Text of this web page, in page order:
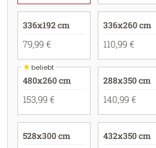
336x192 cm
79,99 €
336x260 cm
110,99 €
★beliebt
480x260 cm
153,99 €
288x350 cm
140,99 €
528x300 cm 432x350 cm